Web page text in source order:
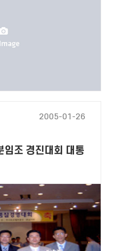
2005-01-26
조 경진대회 대통